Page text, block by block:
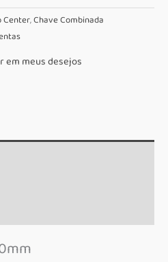
Center,Chave Combinada
em meus desejos